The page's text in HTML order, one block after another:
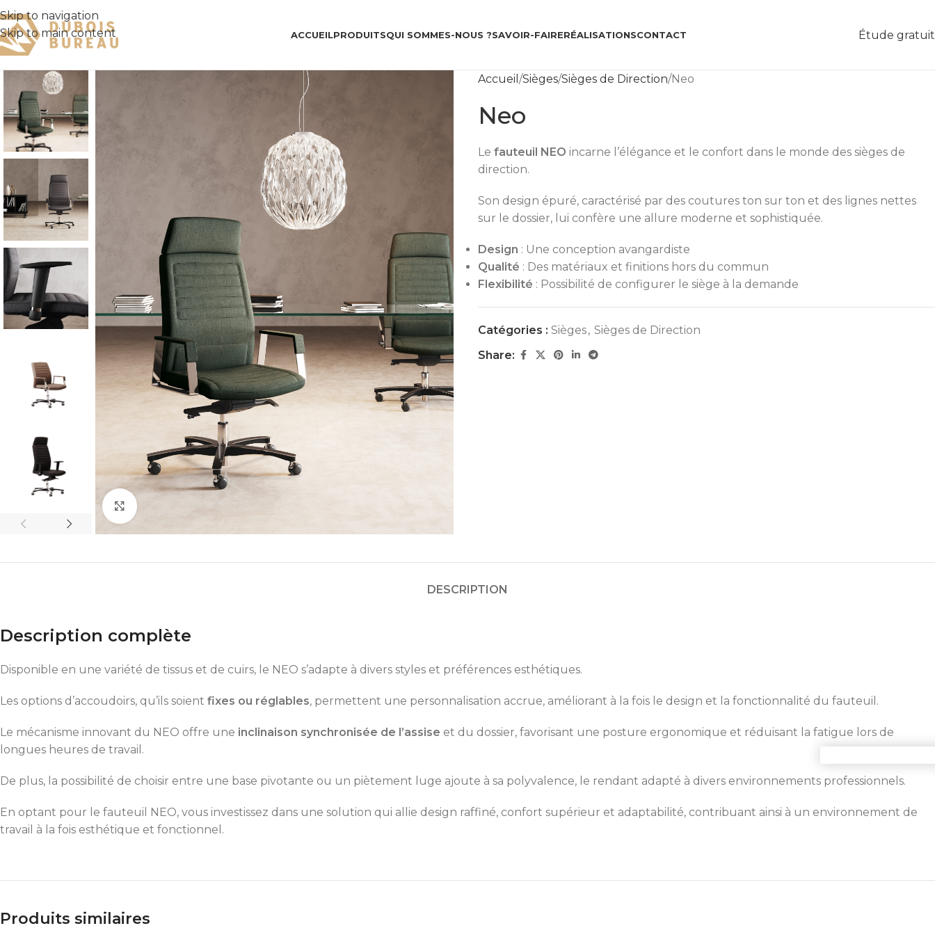
Skip to navigation
Skip to main content
ACCUEILPRODUITSQUI SOMMES-NOUS ?SAVOIR-FAIRERÉALISATIONSCONTACT Étude
Accueil Sièges Sièges de Direction Neo
Neo
Le fauteuil NEO incarne l’élégance et le confort dans le monde des sièges de
direction.
Son design épuré, caractérisé par des coutures ton sur ton et des lignes nettes
sur le dossier, lui confère une allure moderne et sophistiquée.
Design : Une conception avangardiste
Qualité : Des matériaux et finitions hors du commun
Flexibilité : Possibilité de configurer le siège à la demande
Catégories : Sièges, Sièges de Direction
Share:
DESCRIPTION
Description complète
Disponible en une variété de tissus et de cuirs, le NEO s’adapte à divers styles et préférences esthétiques.
Les options d’accoudoirs, qu’ils soient fixes ou réglables, permettent une personnalisation accrue, améliorant à la fois le design et la fonctionnalité du fauteuil.
Le mécanisme innovant du NEO offre une inclinaison synchronisée de l’assise et du dossier, favorisant une posture ergonomique et réduisant la fatigue lors de
longues heures de travail.
De plus, la possibilité de choisir entre une base pivotante ou un piètement luge ajoute à sa polyvalence, le rendant adapté à divers environnements professionnels.
En optant pour le fauteuil NEO, vous investissez dans une solution qui allie design raffiné, confort supérieur et adaptabilité, contribuant ainsi à un environnement de
travail à la fois esthétique et fonctionnel.
Produits similaires